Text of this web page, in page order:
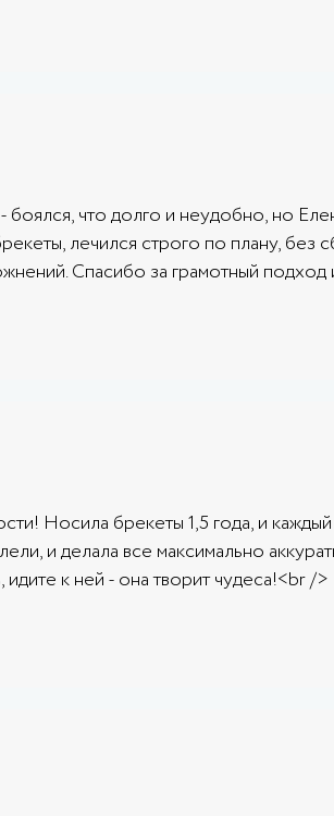
что долго и неудобно, но
лечился строго по плану, без
Спасибо за грамотный
Носила брекеты 1,5 года, и
и делала все максимально
к ней - она творит чудеса!<br />